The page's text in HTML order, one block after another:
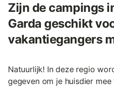
Zijn de campings
Garda geschikt
vakantiegangers
Natuurlijk! In deze regio
gegeven om je huisdier